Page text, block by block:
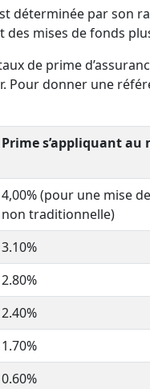
déterminée par son
des mises de fonds
de prime
Pour donner une
Prime s’appliquant
4,00% (pour une mise
non traditionnelle)
3.10%
2.80%
2.40%
1.70%
0.60%